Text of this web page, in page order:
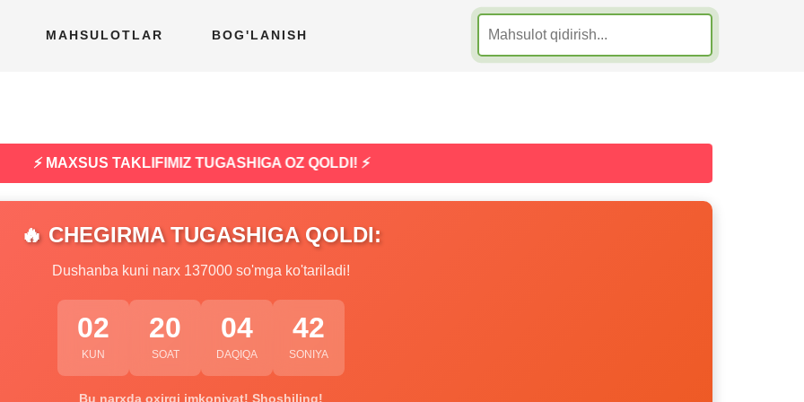
MAHSULOTLAR BOG'LANISH
⚡ MAXSUS TAKLIFIMIZ TUGASHIGA OZ QOLDI! ⚡
🔥 CHEGIRMA TUGASHIGA QOLDI:
Dushanba kuni narx 137000 so'mga ko'tariladi!
02
KUN
20
SOAT
04
DAQIQA
41
SONIYA
Bu narxda oxirgi imkoniyat! Shoshiling!